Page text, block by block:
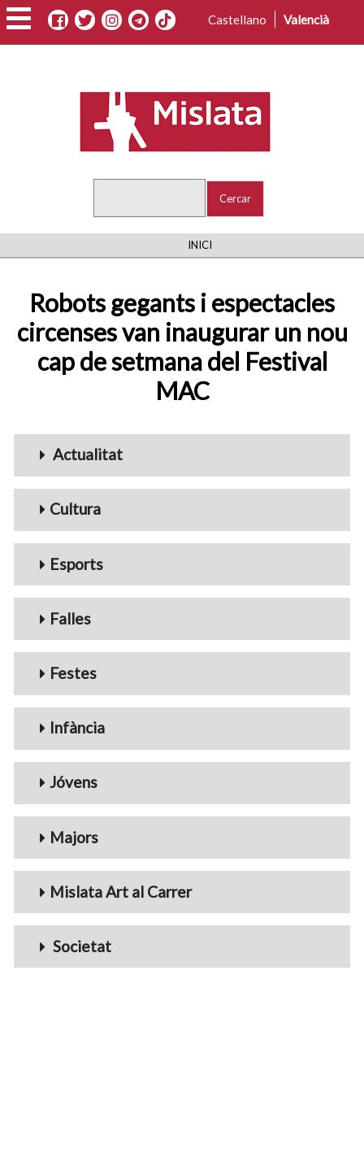
Vés
al
contingut
Castellano Valencià
FIL
INICI
Robots gegants i espectacles
circenses van inaugurar un nou
cap de setmana del Festival
MAC
Menu_Videos
Actualitat
Cultura
Esports
Falles
Festes
Infància
Jóvens
Majors
Mislata Art al Carrer
Societat